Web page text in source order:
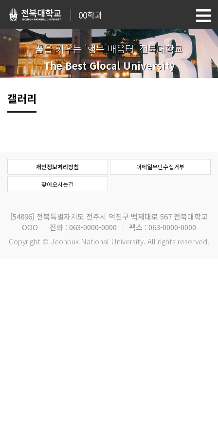
00학과
꿈을 키우는 '행복 배움터' 전북대학교
The Best Glocal University
갤러리
개인정보처리방침 이메일무단수집거부
찾아오시는길
[54896] 전북특별자치도 전주시 덕진구 백제대로 567 전북대학교
OOO
전화 : 063-0000-0000
팩스 : 063-0000-0000
Copyright © Jeonbuk National University. All rights reserved.